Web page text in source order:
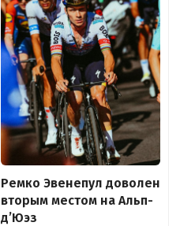
Ремко Эвенепул доволен
вторым местом на Альп-
д’Юэз